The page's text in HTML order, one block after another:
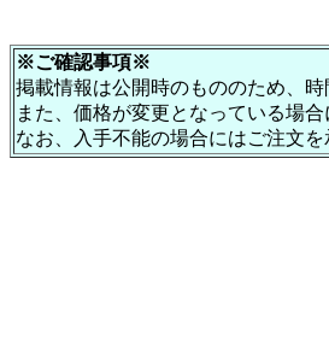
※ご確認事項※
掲載情報は公開時のもののため、
また、価格が変更となっている場
なお、入手不能の場合にはご注文